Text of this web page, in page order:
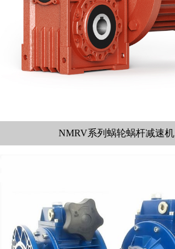
NMRV系列蜗轮蜗杆减速机